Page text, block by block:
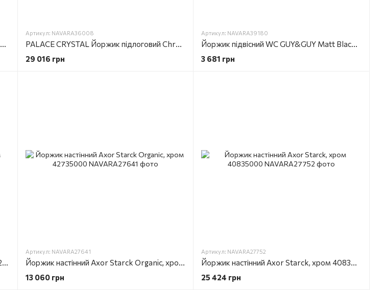
Щітка для унітаза AM.PM Gem A9033422 з тримачем, чорний матовий
Артикул: NAVARA36008
PALACE CRYSTAL Йоржик підлоговий Chrome ( PA17A CR SL)
29 016 грн
Артикул: NAVARA39180
Йоржик підвісний WC GUY&GUY Matt Black (GU07NO)
3 681 грн
Йоржик настінний Axor Montreux, хром 42035000
Артикул: NAVARA27641
Йоржик настінний Axor Starck Organic, хром 42735000
13 060 грн
Артикул: NAVARA27752
Йоржик настінний Axor Starck, хром 40835000
25 424 грн